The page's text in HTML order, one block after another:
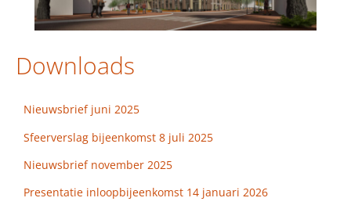
Downloads
Nieuwsbrief juni 2025
Sfeerverslag bijeenkomst 8 juli 2025
Nieuwsbrief november 2025
Presentatie inloopbijeenkomst 14 januari 2026